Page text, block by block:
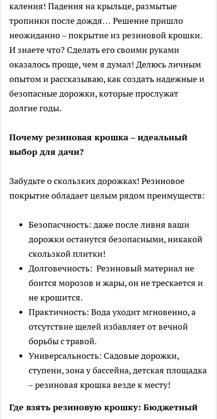
каления! Падения на крыльце, размытые
тропинки после дождя… Решение пришло
неожиданно – покрытие из резиновой крошки.
И знаете что? Сделать его своими руками
оказалось проще, чем я думал! Делюсь личным
опытом и рассказываю, как создать надежные и
безопасные дорожки, которые прослужат
долгие годы.
Почему резиновая крошка – идеальный
выбор для дачи?
Забудьте о скользких дорожках! Резиновое
покрытие обладает целым рядом преимуществ:
Безопасчность: даже после ливня ваши
дорожки останутся безопасными, никакой
скользкой плитки!
Долговечность: Резиновый материал не
боится морозов и жары, он не трескается и
не крошится.
Практичность: Вода уходит мгновенно, а
отсутствие щелей избавляет от вечной
борьбы с травой.
Универсальность: Садовые дорожки,
ступени, зона у бассейна, детская площадка
– резиновая крошка везде к месту!
Где взять резиновую крошку: Бюджетный